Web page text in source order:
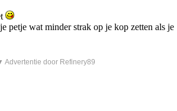
petje wat minder strak op je kop zetten als je
Advertentie door Refinery89